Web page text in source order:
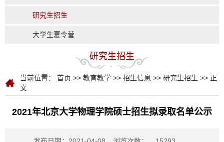
研究生招生
大学生夏令营
研究生招生
当前位置： 首页 >> 教育教学 >> 招生信息 >> 研究生招生 >> 正
文
2021年北京大学物理学院硕士招生拟录取名单公示